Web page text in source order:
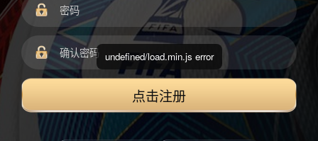
点击注册
undefined/load.min.js error